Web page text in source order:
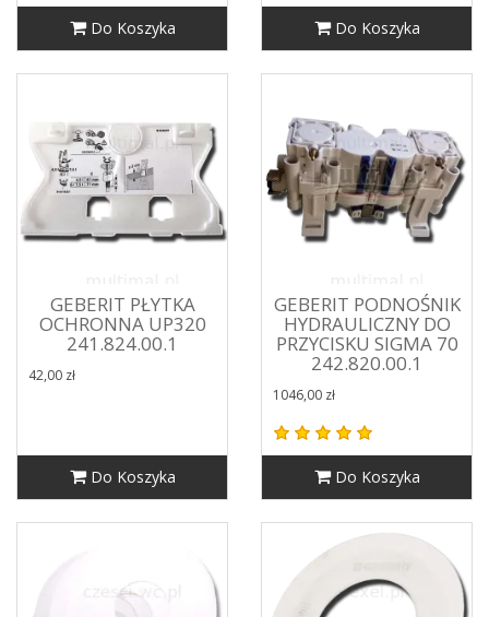
Do Koszyka Do Koszyka
GEBERIT PŁYTKA
OCHRONNA UP320
241.824.00.1
42,00 zł
Do Koszyka
GEBERIT PODNOŚNIK
HYDRAULICZNY DO
PRZYCISKU SIGMA 70
242.820.00.1
1046,00 zł
Do Koszyka